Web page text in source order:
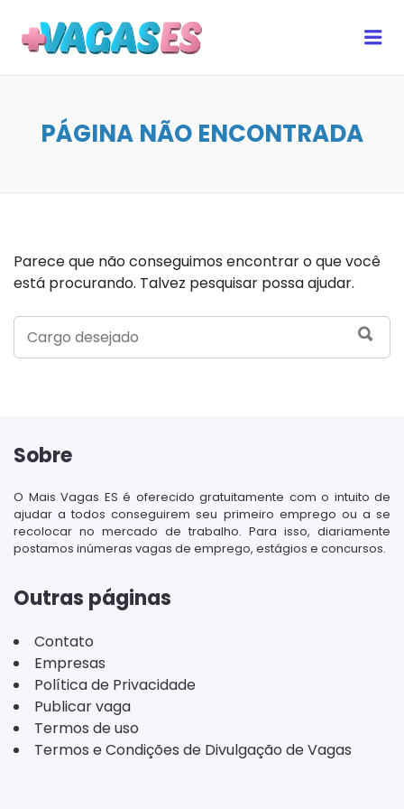
PÁGINA NÃO ENCONTRADA
Parece que não conseguimos encontrar o que você
está procurando. Talvez pesquisar possa ajudar.
SEARCH
FOR:
Sobre
O Mais Vagas ES é oferecido gratuitamente com o intuito de
ajudar a todos conseguirem seu primeiro emprego ou a se
recolocar no mercado de trabalho. Para isso, diariamente
postamos inúmeras vagas de emprego, estágios e concursos.
Outras páginas
Contato
Empresas
Política de Privacidade
Publicar vaga
Termos de uso
Termos e Condições de Divulgação de Vagas